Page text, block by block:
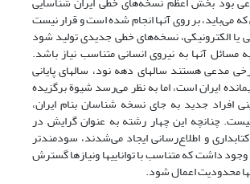
می‌باید، بر روی آنها انجام شده است و قرار نیست
یا الکترونیکی، نسخه‌های خطی جدیدی تولید شود
مسائل آنها به نیروی انسانی متناسب نیاز باشد.
مدعی هستند سالهای دهه نود، سالهای پایانی
ایران است، اما به نظر می‌رسد شیوة برگزیده
افراد جدید به جای نسخه شناسان بنام ایران،
چنانچه این چهار رشته به عنوان گرایش در
و اطلاع‌رسانی ایجاد می‌شدند، سودمندتر
وجود داشت که متناسب با تواناییها ونیازها گسترش
محدودیت اعمال شود.